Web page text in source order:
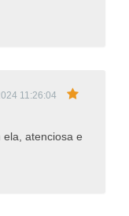
11:26:04
atenciosa e